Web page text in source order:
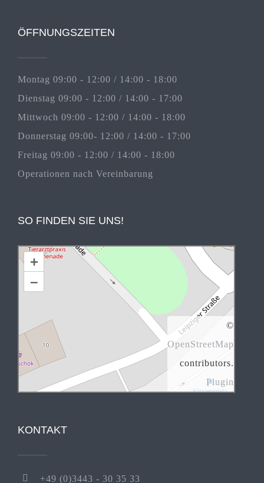
ÖFFNUNGSZEITEN
Montag 09:00 - 12:00 / 14:00 - 18:00
Dienstag 09:00 - 12:00 / 14:00 - 17:00
Mittwoch 09:00 - 12:00 / 14:00 - 18:00
Donnerstag 09:00- 12:00 / 14:00 - 17:00
Freitag 09:00 - 12:00 / 14:00 - 18:00
Operationen nach Vereinbarung
SO FINDEN SIE UNS!
+
–
©
OpenStreetMap
contributors.
Plugin
KONTAKT
+49 (0)3443 - 30 35 33